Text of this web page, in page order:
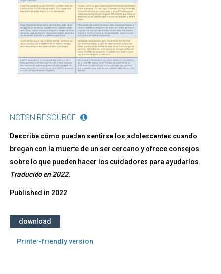
consejos
para
los
cuidadores
NCTSN RESOURCE
Describe cómo pueden sentirse los adolescentes cuando
bregan con la muerte de un ser cercano y ofrece consejos
sobre lo que pueden hacer los cuidadores para ayudarlos.
Traducido en 2022.
Published in 2022
download
Printer-friendly version